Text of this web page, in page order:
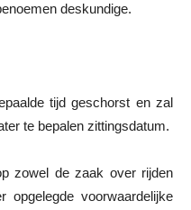
deskundige.
tijd geschorst en zal
te bepalen zittingsdatum.
zowel de zaak over rijden
opgelegde voorwaardelijke